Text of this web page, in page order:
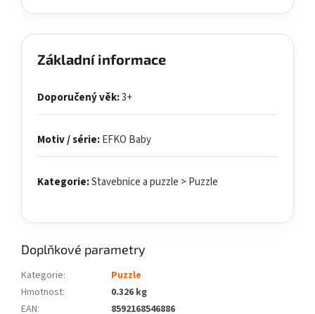
Základní informace
Doporučený věk:3+
Motiv / série:EFKO Baby
Kategorie:Stavebnice a puzzle > Puzzle
Doplňkové parametry
Kategorie:
Puzzle
Hmotnost:
0.326 kg
EAN:
8592168546886